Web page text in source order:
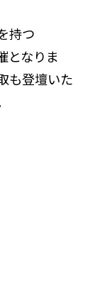
持つ
となりま
も登壇いた